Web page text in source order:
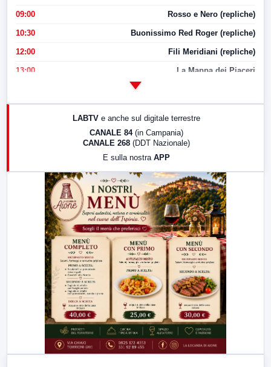
09:00 Rosso e Nero (repliche)
10:30 Buonissimo Red Roger (repliche)
12:00 Fili Meridiani (repliche)
13:00 La Mappa dei Piaceri
LabNews (replica)
LABTV e anche sul digitale terrestre
CANALE 84 (in Campania)
CANALE 268 (DDT Nazionale)
E sulla nostra APP